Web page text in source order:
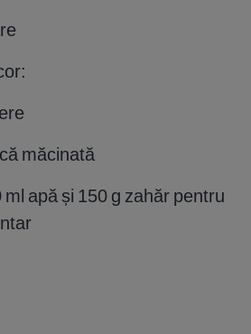
măcinată
apă și 150 g zahăr pentru